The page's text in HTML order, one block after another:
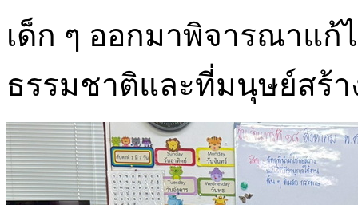
เด็ก ๆ ออกมาพิจารณาแก้
ธรรมชาติและที่มนุษย์สร้